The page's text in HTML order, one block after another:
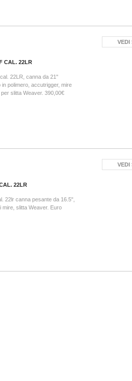
CAL. 22LR
22LR, canna da 21"
polimero, accutrigger, mire
slitta Weaver. 390,00€
VEDI
22LR
22lr canna pesante da 16.5",
slitta Weaver. Euro
VEDI